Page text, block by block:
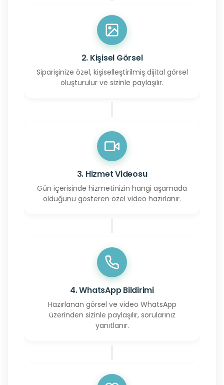
2. Kişisel Görsel
Siparişinize özel, kişiselleştirilmiş dijital görsel
oluşturulur ve sizinle paylaşılır.
3. Hizmet Videosu
Gün içerisinde hizmetinizin hangi aşamada
olduğunu gösteren özel video hazırlanır.
4. WhatsApp Bildirimi
Hazırlanan görsel ve video WhatsApp
üzerinden sizinle paylaşılır, sorularınız
yanıtlanır.